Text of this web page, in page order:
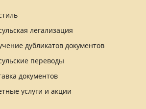
легализация
дубликатов документов
переводы
документов
услуги и акции